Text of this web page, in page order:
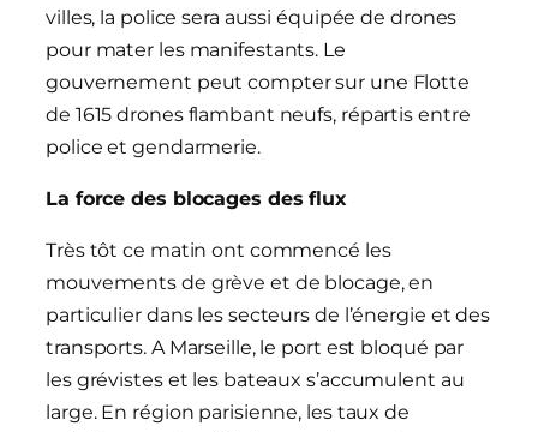
villes, la police sera aussi équipée de drones
pour mater les manifestants. Le
gouvernement peut compter sur une Flotte
de 1615 drones flambant neufs, répartis entre
police et gendarmerie.
La force des blocages des flux
Très tôt ce matin ont commencé les
mouvements de grève et de blocage, en
particulier dans les secteurs de l’énergie et des
transports. A Marseille, le port est bloqué par
les grévistes et les bateaux s’accumulent au
large. En région parisienne, les taux de